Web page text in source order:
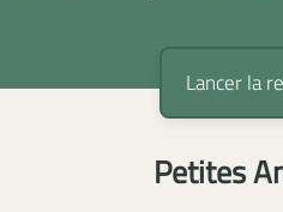
Petites